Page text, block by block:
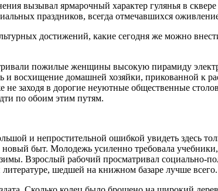
вызывал ярмарочный характер гулянья в
праздников, всегда отмечавшихся
достижений, какие сегодня же можно
пожилые женщины высокую пирамиду
восхищение домашней хозяйки, прикованной к
не заходя в дорогие неуютные общественные
по обоим этим путям.
и непростительной ошибкой увидеть здесь
быт. Молодежь усиленно требовала
Взрослый рабочий просматривал социально-
шедшей на книжном базаре лучше всего.